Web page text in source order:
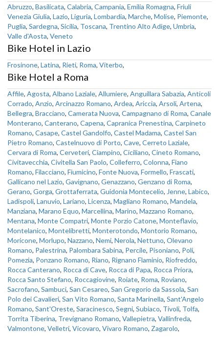
Abruzzo, Basilicata, Calabria, Campania, Emilia Romagna, Friuli
Venezia Giulia, Lazio, Liguria, Lombardia, Marche, Molise, Piemonte,
Puglia, Sardegna, Sicilia, Toscana, Trentino Alto Adige, Umbria,
Valle d'Aosta, Veneto
Bike Hotel in Lazio
Frosinone, Latina, Rieti, Roma, Viterbo,
Bike Hotel a Roma
Affile, Agosta, Albano Laziale, Allumiere, Anguillara Sabazia, Anticoli
Corrado, Anzio, Arcinazzo Romano, Ardea, Ariccia, Arsoli, Artena,
Bellegra, Bracciano, Camerata Nuova, Campagnano di Roma, Canale
Monterano, Canterano, Capena, Capranica Prenestina, Carpineto
Romano, Casape, Castel Gandolfo, Castel Madama, Castel San
Pietro Romano, Castelnuovo di Porto, Cave, Cerreto Laziale,
Cervara di Roma, Cerveteri, Ciampino, Ciciliano, Cineto Romano,
Civitavecchia, Civitella San Paolo, Colleferro, Colonna, Fiano
Romano, Filacciano, Fiumicino, Fonte Nuova, Formello, Frascati,
Gallicano nel Lazio, Gavignano, Genazzano, Genzano di Roma,
Gerano, Gorga, Grottaferrata, Guidonia Montecelio, Jenne, Labico,
Ladispoli, Lanuvio, Lariano, Licenza, Magliano Romano, Mandela,
Manziana, Marano Equo, Marcellina, Marino, Mazzano Romano,
Mentana, Monte Compatri, Monte Porzio Catone, Monteflavio,
Montelanico, Montelibretti, Monterotondo, Montorio Romano,
Moricone, Morlupo, Nazzano, Nemi, Nerola, Nettuno, Olevano
Romano, Palestrina, Palombara Sabina, Percile, Pisoniano, Poli,
Pomezia, Ponzano Romano, Riano, Rignano Flaminio, Riofreddo,
Rocca Canterano, Rocca di Cave, Rocca di Papa, Rocca Priora,
Rocca Santo Stefano, Roccagiovine, Roiate, Roma, Roviano,
Sacrofano, Sambuci, San Cesareo, San Gregorio da Sassola, San
Polo dei Cavalieri, San Vito Romano, Santa Marinella, Sant'Angelo
Romano, Sant'Oreste, Saracinesco, Segni, Subiaco, Tivoli, Tolfa,
Torrita Tiberina, Trevignano Romano, Vallepietra, Vallinfreda,
Valmontone, Velletri, Vicovaro, Vivaro Romano, Zagarolo,